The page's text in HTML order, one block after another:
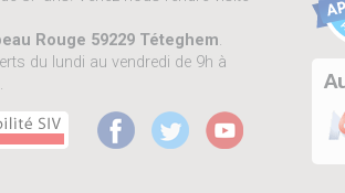
Rouge 59229 Téteghem.
du lundi au vendredi de 9h à